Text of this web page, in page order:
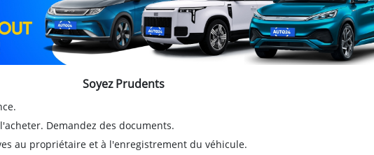
Soyez Prudents
Demandez des documents.
au propriétaire et à l'enregistrement du véhicule.